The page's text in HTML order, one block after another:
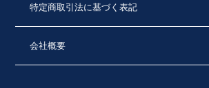
特定商取引法に基づく表記
会社概要